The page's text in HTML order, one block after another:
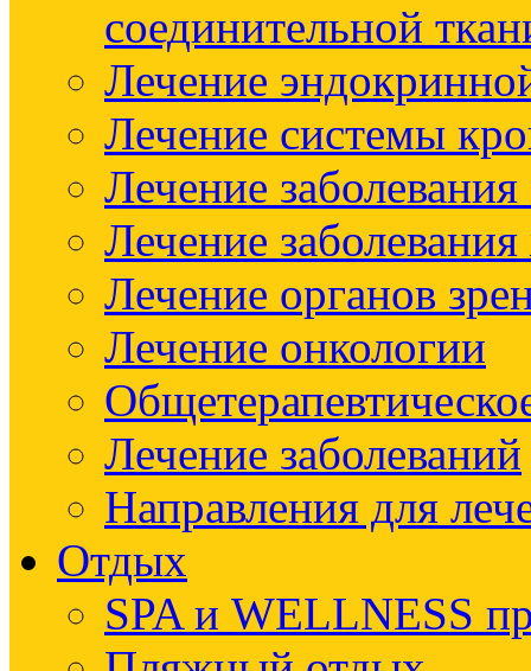
соединительной
Лечение
Лечение системы
Лечение
Лечение
Лечение органов
Лечение онкологии
Лечение заболеваний
Направления для
Отдых
SPA и WELLNESS